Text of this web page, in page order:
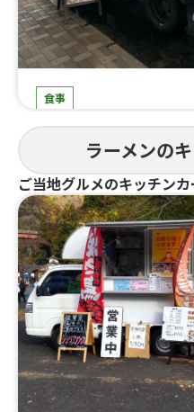
食事
人類みなキッチンCar
提供商品
冷凍餃子、チャーシュー、
ラーメン、醤油ラーメン
ラーメンの
ご当地グルメのキッチンカ